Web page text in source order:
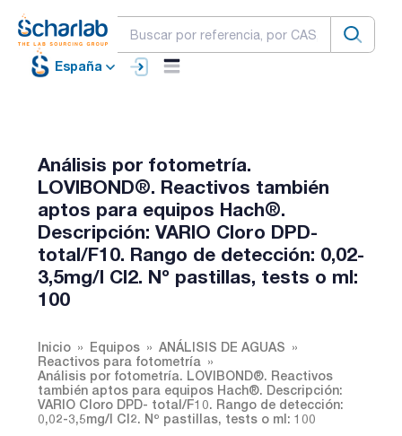
España
Análisis por fotometría.
LOVIBOND®. Reactivos también
aptos para equipos Hach®.
Descripción: VARIO Cloro DPD-
total/F10. Rango de detección: 0,02-
3,5mg/l Cl2. Nº pastillas, tests o ml:
100
Inicio Equipos
ANÁLISIS DE AGUAS
Reactivos para fotometría
Análisis por fotometría. LOVIBOND®. Reactivos
también aptos para equipos Hach®. Descripción:
VARIO Cloro DPD- total/F10. Rango de detección:
0,02-3,5mg/l Cl2. Nº pastillas, tests o ml: 100